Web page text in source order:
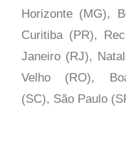
Horizonte (MG),
Curitiba (PR),
Janeiro (RJ),
Velho (RO),
(SC), São Paulo